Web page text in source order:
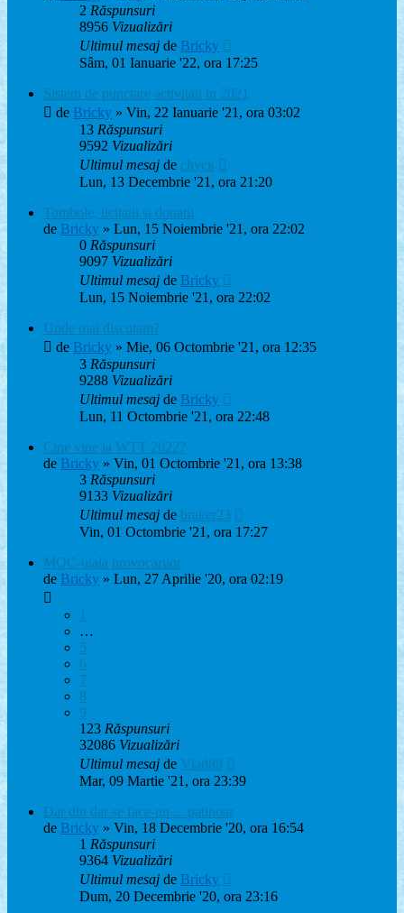
2 Răspunsuri
8956 Vizualizări
Ultimul mesaj de Bricky
Sâm, 01 Ianuarie '22, ora 17:25
Sistem de punctare activitati in 2021
de Bricky » Vin, 22 Ianuarie '21, ora 03:02
13 Răspunsuri
9592 Vizualizări
Ultimul mesaj de chyck
Lun, 13 Decembrie '21, ora 21:20
Tombole, licitatii si donatii
de Bricky » Lun, 15 Noiembrie '21, ora 22:02
0 Răspunsuri
9097 Vizualizări
Ultimul mesaj de Bricky
Lun, 15 Noiembrie '21, ora 22:02
Unde mai discutam?
de Bricky » Mie, 06 Octombrie '21, ora 12:35
3 Răspunsuri
9288 Vizualizări
Ultimul mesaj de Bricky
Lun, 11 Octombrie '21, ora 22:48
Cine vine la WTT 2022?
de Bricky » Vin, 01 Octombrie '21, ora 13:38
3 Răspunsuri
9133 Vizualizări
Ultimul mesaj de braker23
Vin, 01 Octombrie '21, ora 17:27
MOC-uiala provocarilor
de Bricky » Lun, 27 Aprilie '20, ora 02:19
1
…
5
6
7
8
9
123 Răspunsuri
32086 Vizualizări
Ultimul mesaj de Vlad88
Mar, 09 Martie '21, ora 23:39
Dar din dar se face-un ... patinoar
de Bricky » Vin, 18 Decembrie '20, ora 16:54
1 Răspunsuri
9364 Vizualizări
Ultimul mesaj de Bricky
Dum, 20 Decembrie '20, ora 23:16